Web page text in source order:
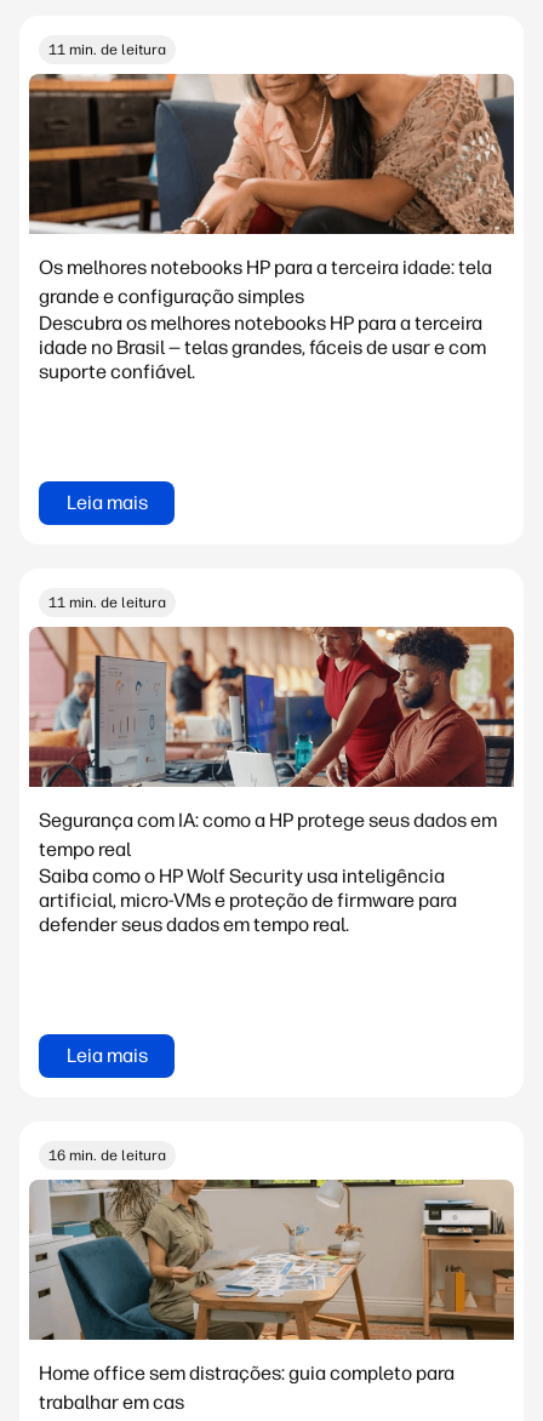
11 min. de leitura
Os melhores notebooks HP para a terceira idade: tela
grande e configuração simples
Descubra os melhores notebooks HP para a terceira
idade no Brasil — telas grandes, fáceis de usar e com
suporte confiável.
Leia mais
11 min. de leitura
Segurança com IA: como a HP protege seus dados em
tempo real
Saiba como o HP Wolf Security usa inteligência
artificial, micro-VMs e proteção de firmware para
defender seus dados em tempo real.
Leia mais
16 min. de leitura
Home office sem distrações: guia completo para
trabalhar em cas